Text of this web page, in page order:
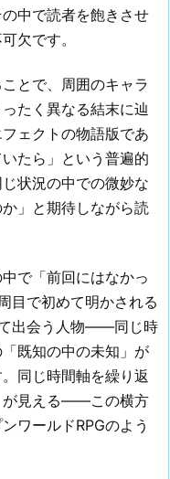
中で読者を飽きさせ
欠です。
とで、周囲のキャラ
たく異なる結末に辿
ェクトの物語版であ
たら」という普遍的
状況の中での微妙な
」と期待しながら読
で「前回にはなかっ
目で初めて明かされる
出会う人物——同じ時
既知の中の未知」が
同じ時間軸を繰り返
が見える——この横方
ワールドRPGのよう